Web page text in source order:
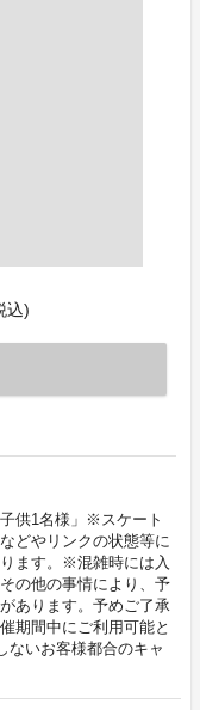
込)
供1名様」※スケート
どやリンクの状態等に
ます。※混雑時には入
の他の事情により、予
あります。予めご了承
期間中にご利用可能と
ないお客様都合のキャ